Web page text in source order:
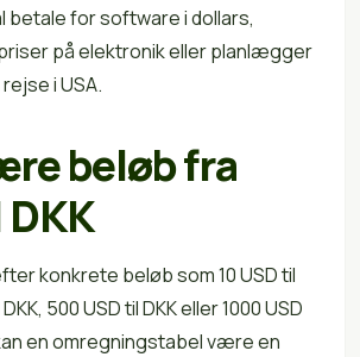
betale for software i dollars,
på elektronik eller planlægger
i USA.
beløb fra
konkrete beløb som 10 USD til
500 USD til DKK eller 1000 USD
en omregningstabel være en